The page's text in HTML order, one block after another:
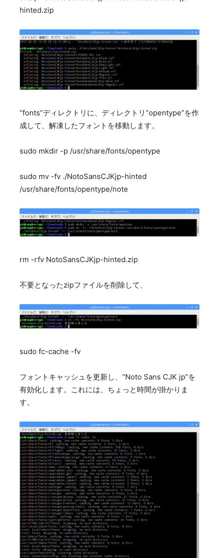
hinted.zip
“fonts”ディレクトリに、ディレクトリ“opentype”を作
成して、解凍したフォントを移動します。
sudo mkdir -p /usr/share/fonts/opentype
sudo mv -fv ./NotoSansCJKjp-hinted
/usr/share/fonts/opentype/note
rm -rfv NotoSansCJKjp-hinted.zip
不要となったzipファイルを削除して、
sudo fc-cache -fv
フォントキャッシュを更新し、“Noto Sans CJK jp”を
有効化します。これには、ちょっと時間が掛かりま
す。